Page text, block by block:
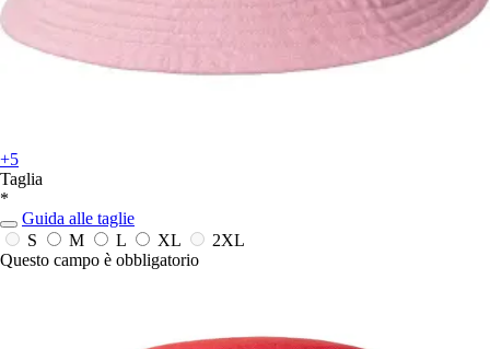
+5
Taglia
*
Guida alle taglie
S
M L XL
2XL
Questo campo è obbligatorio